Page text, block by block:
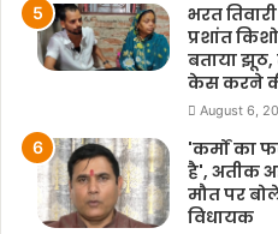
भरत
प्रशांत
बताया झूठ,
केस करने
August 6,
'कर्मों का
है', अतीक
मौत पर
विधायक